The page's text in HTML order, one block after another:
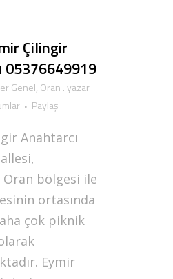
Çilingir
05376649919
Genel, Oran . yazar
Paylaş
Anahtarcı
Oran bölgesi ile
ortasında
çok piknik
Eymir